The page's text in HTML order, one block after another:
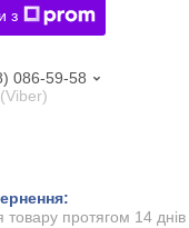
з
086-59-58
товару протягом 14 днів